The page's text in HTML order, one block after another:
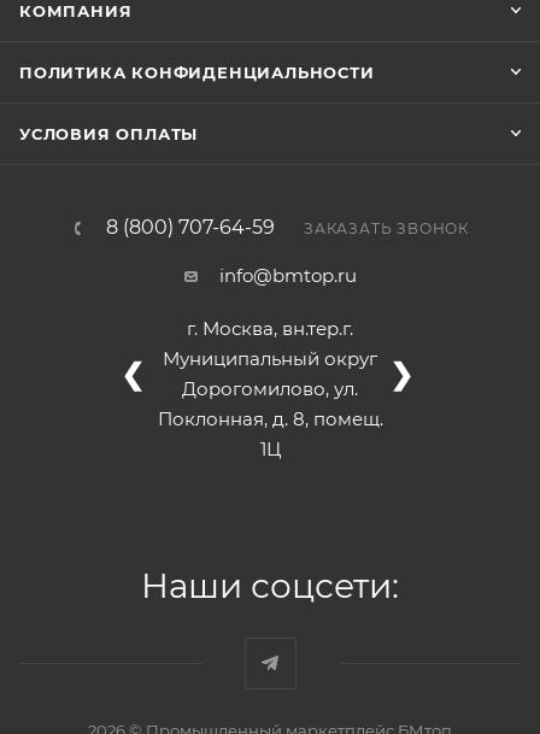
КОМПАНИЯ
ПОЛИТИКА КОНФИДЕНЦИАЛЬНОСТИ
УСЛОВИЯ ОПЛАТЫ
8 (800) 707-64-59 ЗАКАЗАТЬ ЗВОНОК
info@bmtop.ru
г. Москва, вн.тер.г.
Муниципальный округ
Дорогомилово, ул.
Поклонная, д. 8, помещ.
1Ц
❮ ❯
Наши соцсети: